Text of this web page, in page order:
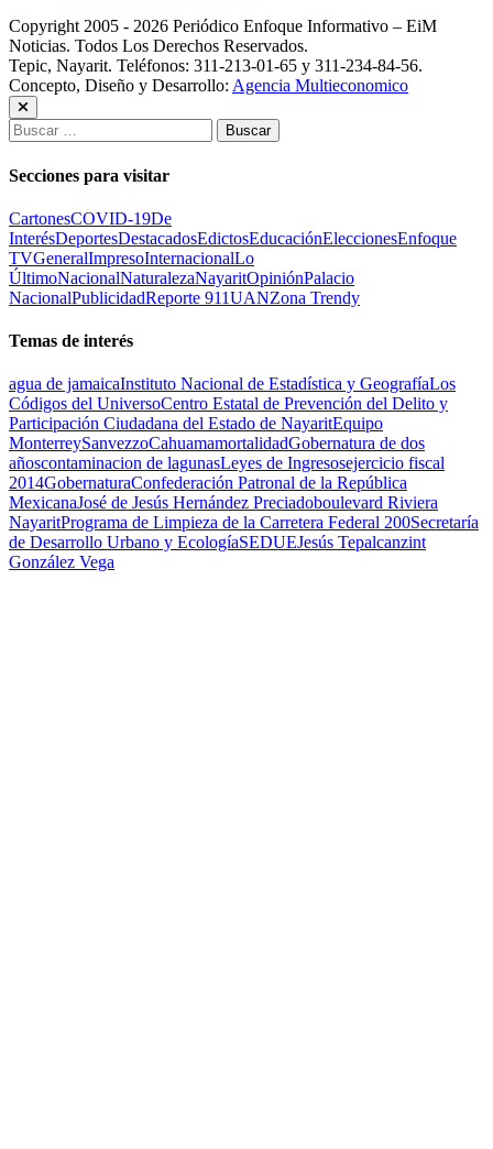
Copyright 2005 - 2026 Periódico Enfoque Informativo – EiM
Noticias. Todos Los Derechos Reservados.
Tepic, Nayarit. Teléfonos: 311-213-01-65 y 311-234-84-56.
Concepto, Diseño y Desarrollo: Agencia Multieconomico
Buscar:
Secciones para visitar
CartonesCOVID-19De
InterésDeportesDestacadosEdictosEducaciónEleccionesEnfoque
TVGeneralImpresoInternacionalLo
ÚltimoNacionalNaturalezaNayaritOpiniónPalacio
NacionalPublicidadReporte 911UANZona Trendy
Temas de interés
agua de jamaicaInstituto Nacional de Estadística y GeografíaLos
Códigos del UniversoCentro Estatal de Prevención del Delito y
Participación Ciudadana del Estado de NayaritEquipo
MonterreySanvezzoCahuamamortalidadGobernatura de dos
añoscontaminacion de lagunasLeyes de Ingresosejercicio fiscal
2014GobernaturaConfederación Patronal de la República
MexicanaJosé de Jesús Hernández Preciadoboulevard Riviera
NayaritPrograma de Limpieza de la Carretera Federal 200Secretaría
de Desarrollo Urbano y EcologíaSEDUEJesús Tepalcanzint
González Vega